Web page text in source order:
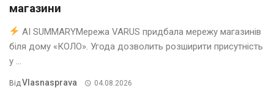
магазини
AI SUMMARYМережа VARUS придбала мережу магазинів
біля дому «КОЛО». Угода дозволить розширити присутність
у ...
ВідVlasnasprava 04.08.2026